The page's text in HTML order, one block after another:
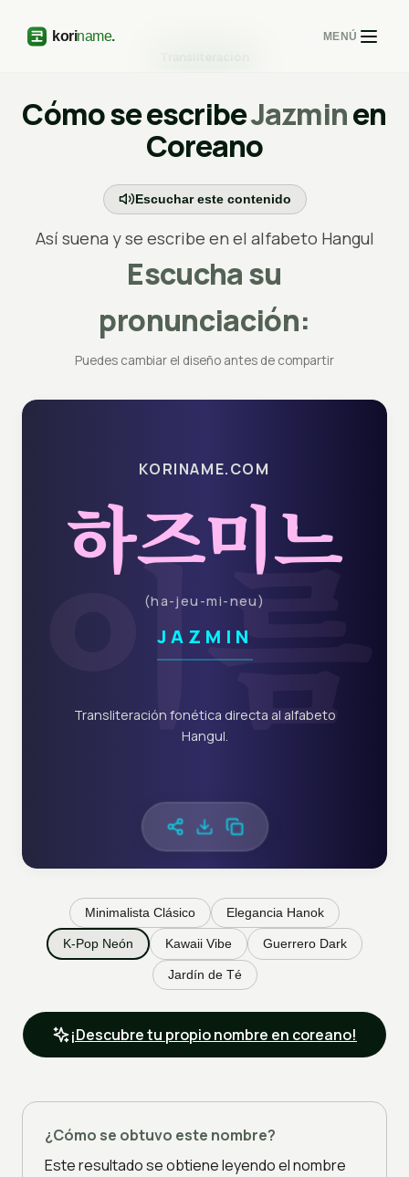
MENÚ
Cómo se escribeJazminen
Coreano
Escuchar este contenido
Así suena y se escribe en el alfabeto Hangul
Escucha su
pronunciación:
Puedes cambiar el diseño antes de compartir
이름
KORINAME.COM
하즈미느
(ha-jeu-mi-neu)
JAZMIN
Transliteración fonética directa al alfabeto
Hangul.
Minimalista Clásico Elegancia Hanok
K-Pop Neón Kawaii Vibe Guerrero Dark
Jardín de Té
¡Descubre tu propio nombre en coreano!
¿Cómo se obtuvo este nombre?
Este resultado se obtiene leyendo el nombre